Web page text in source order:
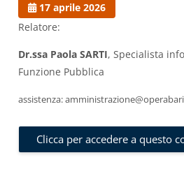
17 aprile 2026
Relatore:
Dr.ssa Paola SARTI, Specialista
Funzione Pubblica
assistenza:
Clicca per accedere a questo